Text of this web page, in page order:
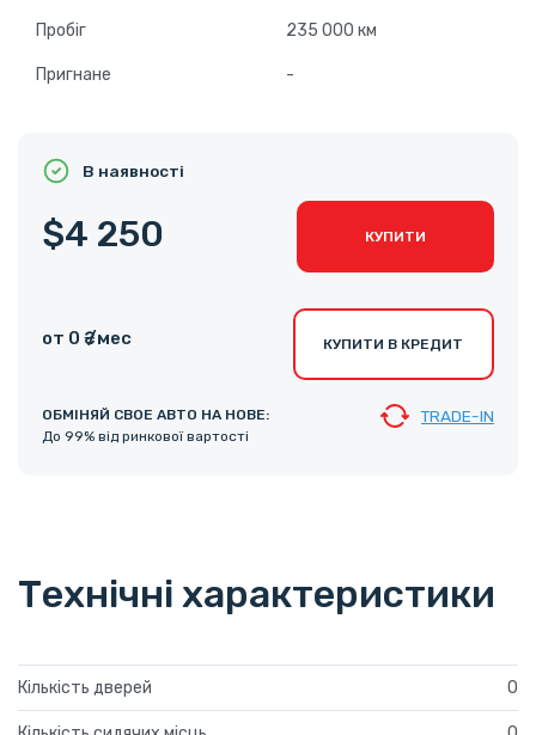
Пробіг 235 000 км
Пригнане -
В наявності
$4 250 КУПИТИ
от 0 ₴ /мес КУПИТИ В КРЕДИТ
ОБМІНЯЙ СВОЕ АВТО НА НОВЕ:
До 99% від ринкової вартості
TRADE-IN
Технічні характеристики
Кількість дверей 0